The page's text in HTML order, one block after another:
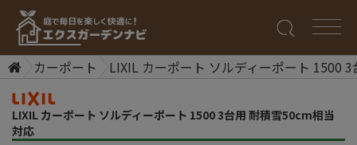
カーポート LIXIL カーポート ソルディーポート 1500
LIXIL カーポート ソルディーポート 1500 3台用 耐積雪50cm相当
対応